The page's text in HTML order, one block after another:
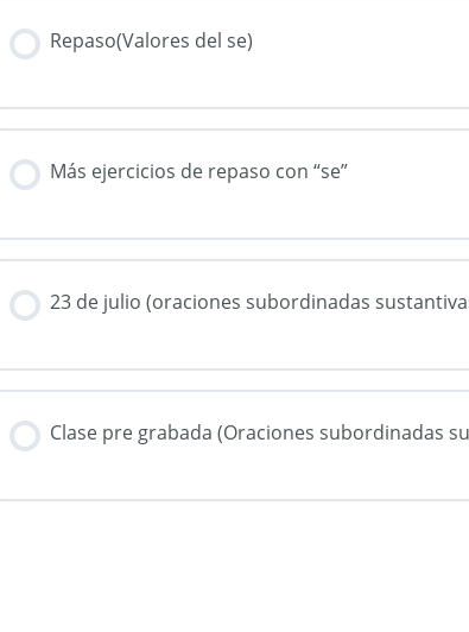
Repaso(Valores del se)
Más ejercicios de repaso con “se”
23 de julio (oraciones subordinadas
Clase pre grabada (Oraciones subordinadas